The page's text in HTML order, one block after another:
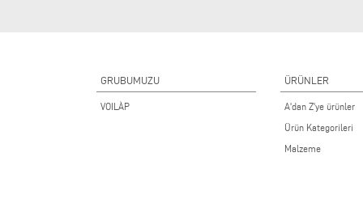
GRUBUMUZU
VOILÀP
ÜRÜNLER
A'dan Z'ye ürünler
Ürün Kategorileri
Malzeme